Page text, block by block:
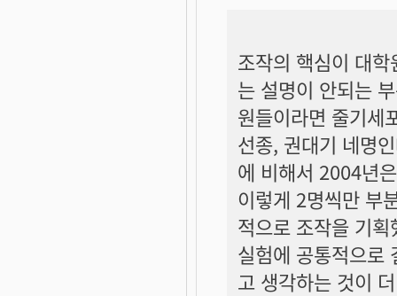
조작의 핵심이 대
는 설명이 안되는
원들이라면 줄기세
선종, 권대기 네명
에 비해서 2004년
이렇게 2명씩만 부
적으로 조작을 기
실험에 공통적으로
고 생각하는 것이